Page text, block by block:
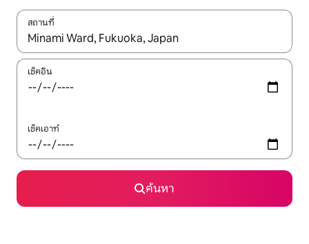
สถานที่
ใช้ลูกศรขึ้นลง หรือใช้การสัมผัสหรือปัด เพื่อสำรวจผลการค้นหา
เช็คอิน
เช็คเอาท์
ค้นหา